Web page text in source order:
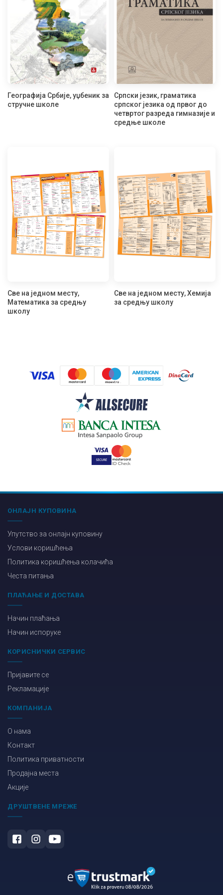
Географија Србије, уџбеник за
стручне школе
Српски језик, граматика
српског језика од првог до
четвртог разреда гимназије и
средње школе
Све на једном месту,
Математика за средњу
школу
Све на једном месту, Хемија
за средњу школу
ОНЛАЈН КУПОВИНА
Упутство за онлајн куповину
Услови коришћења
Политика коришћења колачића
Честа питања
ПЛАЋАЊЕ И ДОСТАВА
Начин плаћања
Начин испоруке
КОРИСНИЧКИ СЕРВИС
Пријавите се
Рекламације
КОМПАНИЈА
О нама
Контакт
Политика приватности
Продајна места
Акције
ДРУШТВЕНЕ МРЕЖЕ